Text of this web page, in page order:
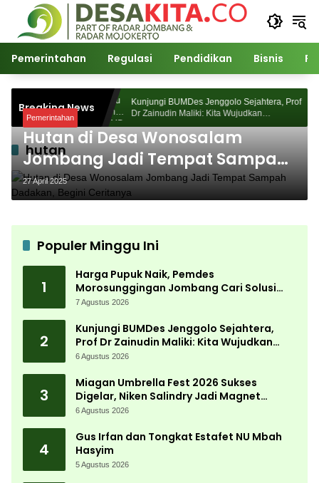
Langsung
konten
Pemerintahan Regulasi Pendidikan Bisnis
Breaking News
Akademik
Kunjungi BUMDes Jenggolo Sejahtera, Prof
Dr Zainudin Maliki: Kita Wujudkan
Kemandirian Ekonomi dengan Potensi Desa
hutan
Pemerintahan
Hutan di Desa Wonosalam
Jombang Jadi Tempat Sampah
Dadakan, Begini Ceritanya
27 April 2025
Populer Minggu Ini
1
Harga Pupuk Naik, Pemdes
Morosunggingan Jombang Cari Solusi
Lewat Kajian Akademik
7 Agustus 2026
2
Kunjungi BUMDes Jenggolo Sejahtera,
Prof Dr Zainudin Maliki: Kita Wujudkan
Kemandirian Ekonomi dengan Potensi
6 Agustus 2026
3
Miagan Umbrella Fest 2026 Sukses
Digelar, Niken Salindry Jadi Magnet
Ribuan Pengunjung
6 Agustus 2026
4
Gus Irfan dan Tongkat Estafet NU Mbah
Hasyim
5 Agustus 2026